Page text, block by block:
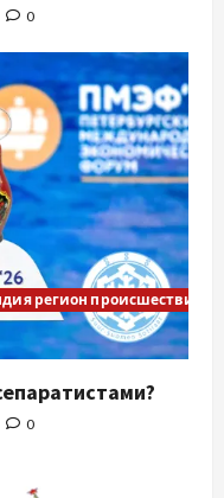
0
регион происшествия
0